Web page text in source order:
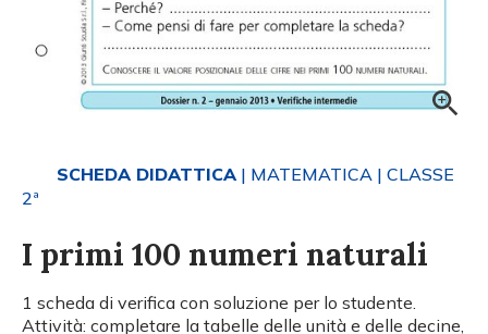
SCHEDA DIDATTICA | MATEMATICA | CLASSE
2ª
I primi 100 numeri naturali
1 scheda di verifica con soluzione per lo studente.
Attività: completare la tabelle delle unità e delle decine,